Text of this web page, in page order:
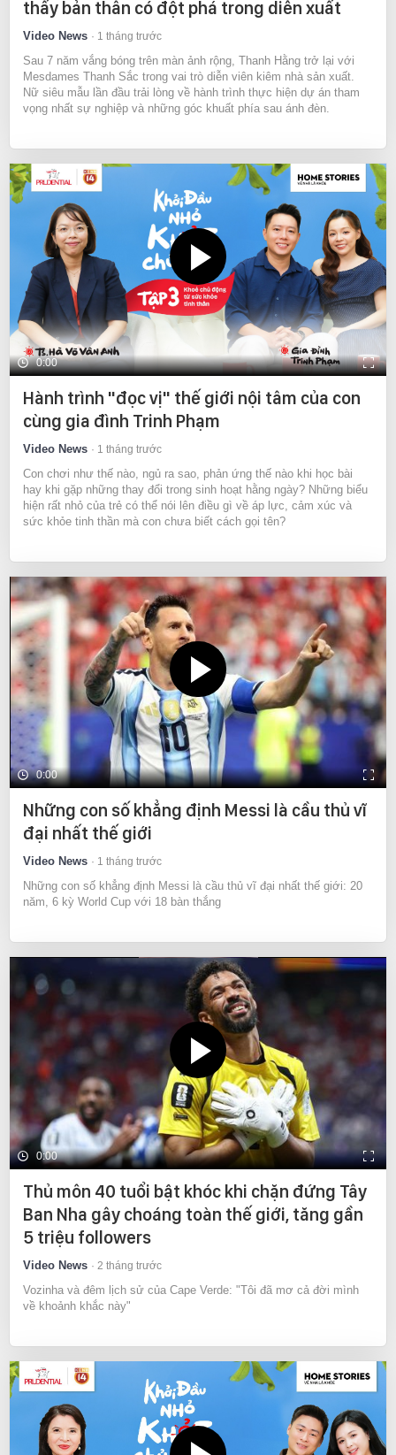
thấy bản thân có đột phá trong diễn xuất
Video News 1 tháng trước
Sau 7 năm vắng bóng trên màn ảnh rộng, Thanh Hằng trở lại với
Mesdames Thanh Sắc trong vai trò diễn viên kiêm nhà sản xuất.
Nữ siêu mẫu lần đầu trải lòng về hành trình thực hiện dự án tham
vọng nhất sự nghiệp và những góc khuất phía sau ánh đèn.
0:00
Hành trình "đọc vị" thế giới nội tâm của con
cùng gia đình Trinh Phạm
Video News 1 tháng trước
Con chơi như thế nào, ngủ ra sao, phản ứng thế nào khi học bài
hay khi gặp những thay đổi trong sinh hoạt hằng ngày? Những biểu
hiện rất nhỏ của trẻ có thể nói lên điều gì về áp lực, cảm xúc và
sức khỏe tinh thần mà con chưa biết cách gọi tên?
0:00
Những con số khẳng định Messi là cầu thủ vĩ
đại nhất thế giới
Video News 1 tháng trước
Những con số khẳng định Messi là cầu thủ vĩ đại nhất thế giới: 20
năm, 6 kỳ World Cup với 18 bàn thắng
0:00
Thủ môn 40 tuổi bật khóc khi chặn đứng Tây
Ban Nha gây choáng toàn thế giới, tăng gần
5 triệu followers
Video News 2 tháng trước
Vozinha và đêm lịch sử của Cape Verde: "Tôi đã mơ cả đời mình
về khoảnh khắc này"